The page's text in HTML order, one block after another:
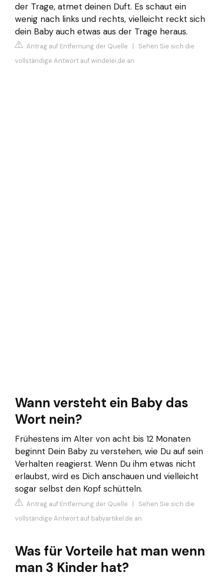
der Trage, atmet deinen Duft. Es schaut ein
wenig nach links und rechts, vielleicht reckt sich
dein Baby auch etwas aus der Trage heraus.
Antrag auf Entfernung der Quelle | Sehen Sie sich die
vollständige Antwort auf windelei.de an
Wann versteht ein Baby das
Wort nein?
Frühestens im Alter von acht bis 12 Monaten
beginnt Dein Baby zu verstehen, wie Du auf sein
Verhalten reagierst. Wenn Du ihm etwas nicht
erlaubst, wird es Dich anschauen und vielleicht
sogar selbst den Kopf schütteln.
Antrag auf Entfernung der Quelle | Sehen Sie sich die
vollständige Antwort auf babyartikel.de an
Was für Vorteile hat man wenn
man 3 Kinder hat?